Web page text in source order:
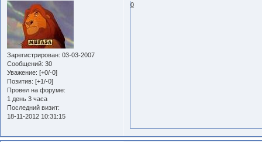
Зарегистрирован: 03-03-2007
Сообщений: 30
Уважение: [+0/-0]
Позитив: [+1/-0]
Провел на форуме:
1 день 3 часа
Последний визит:
18-11-2012 10:31:15
0